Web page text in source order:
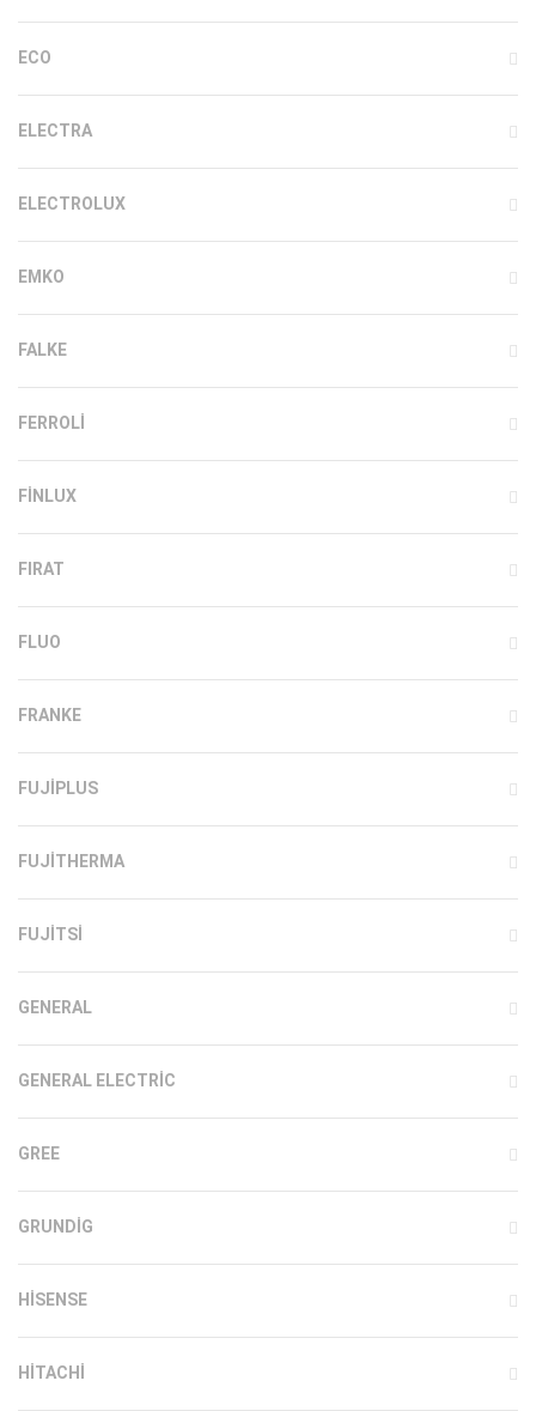
ECO
ELECTRA
ELECTROLUX
EMKO
FALKE
FERROLI
FINLUX
FIRAT
FLUO
FRANKE
FUJIPLUS
FUJITHERMA
FUJITSI
GENERAL
GENERAL ELECTRIC
GREE
GRUNDIG
HISENSE
HITACHI